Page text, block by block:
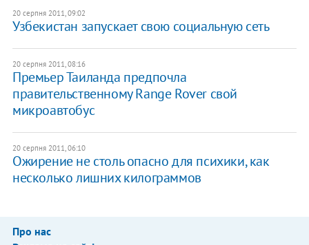
20 серпня 2011, 09:02
Узбекистан запускает свою социальную сеть
20 серпня 2011, 08:16
Премьер Таиланда предпочла
правительственному Range Rover свой
микроавтобус
20 серпня 2011, 06:10
Ожирение не столь опасно для психики, как
несколько лишних килограммов
Про нас